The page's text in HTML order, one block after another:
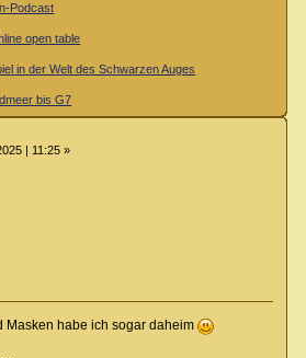
Podcast
open table
in der Welt des Schwarzen Auges
bis G7
| 11:25 »
Masken habe ich sogar daheim